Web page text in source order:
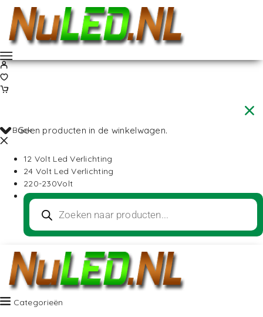
Geen producten in de winkelwagen.
Back
12 Volt Led Verlichting
24 Volt Led Verlichting
220-230Volt
Categorieën